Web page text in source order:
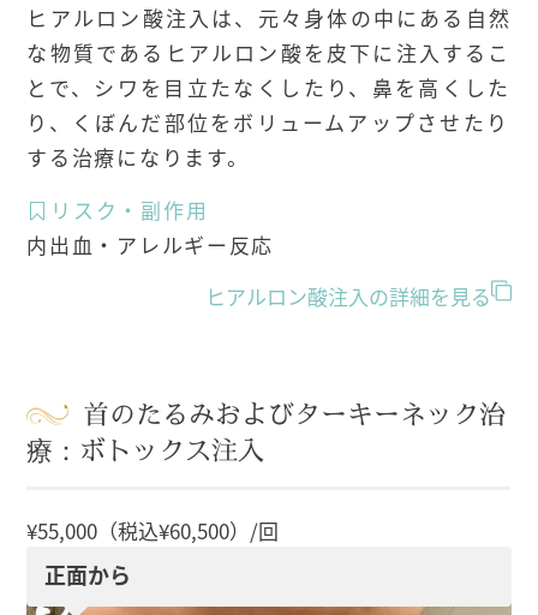
ヒアルロン酸注入は、元々身体の中にある自然
な物質であるヒアルロン酸を皮下に注入するこ
とで、シワを目立たなくしたり、鼻を高くした
り、くぼんだ部位をボリュームアップさせたり
する治療になります。
リスク・副作用
内出血・アレルギー反応
ヒアルロン酸注入の詳細を見る
首のたるみおよびターキーネック治
療：ボトックス注入
¥55,000（税込¥60,500）/回
正面から